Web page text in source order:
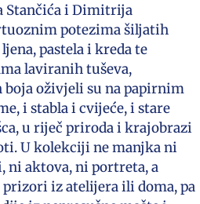
Stančića i Dimitrija
potezima šiljatih
pastela i kreda te
laviranih tuševa,
oživjeli su na papirnim
i stabla i cvijeće, i stare
u riječ priroda i krajobrazi
U kolekciji ne manjka ni
ni aktova, ni portreta, a
iz atelijera ili doma, pa